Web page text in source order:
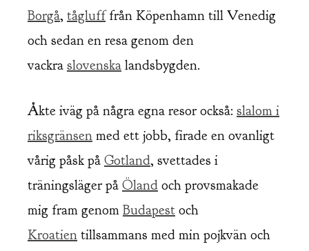
Borgå, tåglufffrån Köpenhamn till Venedig
och sedan en resa genom den
vackra slovenska landsbygden.
Åkte iväg på några egna resor också: slalom i
riksgränsen med ett jobb, firade en ovanligt
vårig påsk på Gotland, svettades i
träningsläger på Öland och provsmakade
mig fram genom Budapest och
Kroatien tillsammans med min pojkvän och